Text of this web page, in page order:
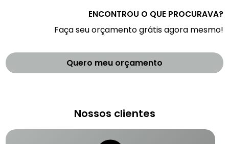
ENCONTROU O QUE PROCURAVA?
Faça seu orçamento grátis agora mesmo!
Quero meu orçamento
Nossos clientes